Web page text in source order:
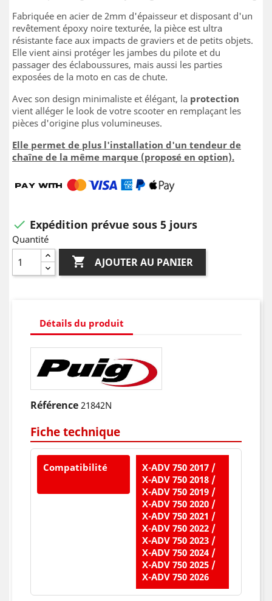
Fabriquée en acier de 2mm d'épaisseur et disposant d'un
revêtement époxy noire texturée, la pièce est ultra
résistante face aux impacts de graviers et de petits objets.
Elle vient ainsi protéger les jambes du pilote et du
passager des éclaboussures, mais aussi les parties
exposées de la moto en cas de chute.
Avec son design minimaliste et élégant, la protection
vient alléger le look de votre scooter en remplaçant les
pièces d'origine plus volumineuses.
Elle permet de plus l'installation d'un tendeur de
chaîne de la même marque (proposé en option).
 Expédition prévue sous 5 jours
Quantité
 AJOUTER AU PANIER
Détails du produit
Référence 21842N
Fiche technique
Compatibilité
X-ADV 750 2017 /
X-ADV 750 2018 /
X-ADV 750 2019 /
X-ADV 750 2020 /
X-ADV 750 2021 /
X-ADV 750 2022 /
X-ADV 750 2023 /
X-ADV 750 2024 /
X-ADV 750 2025 /
X-ADV 750 2026